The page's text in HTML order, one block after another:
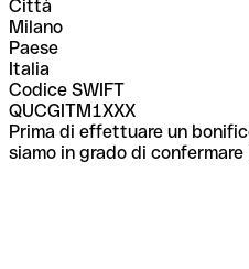
Città
Milano
Paese
Italia
Codice SWIFT
QUCGITM1XXX
Prima di effettuare un
siamo in grado di